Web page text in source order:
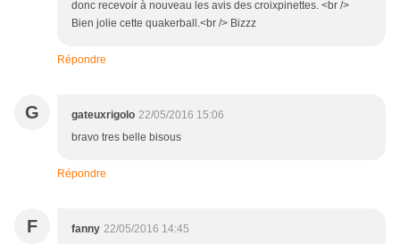
donc recevoir à nouveau les avis des croixpinettes. <br />
Bien jolie cette quakerball.<br /> Bizzz
Répondre
G gateuxrigolo 22/05/2016 15:06
bravo tres belle bisous
Répondre
F fanny 22/05/2016 14:45